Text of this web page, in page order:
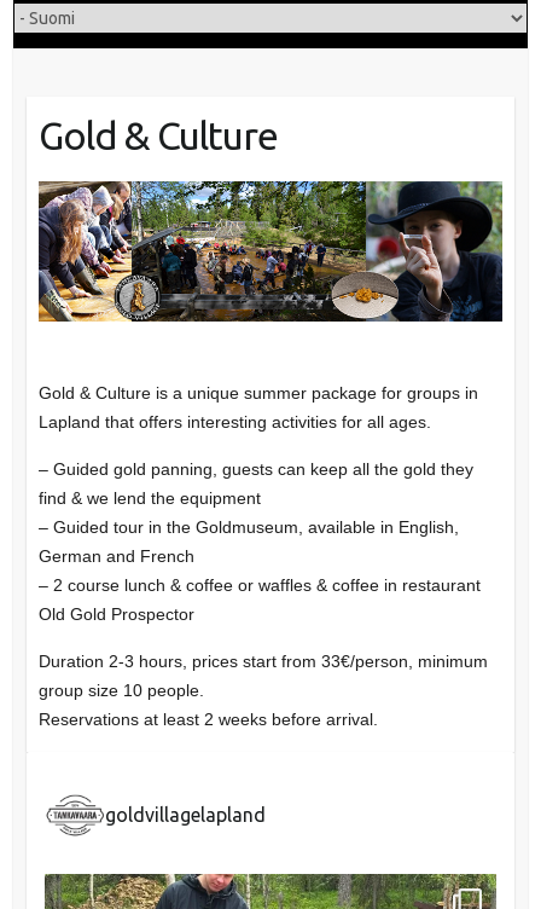
Gold & Culture
Gold & Culture is a unique summer package for groups in
Lapland that offers interesting activities for all ages.
– Guided gold panning, guests can keep all the gold they
find & we lend the equipment
– Guided tour in the Goldmuseum, available in English,
German and French
– 2 course lunch & coffee or waffles & coffee in restaurant
Old Gold Prospector
Duration 2-3 hours, prices start from 33€/person, minimum
group size 10 people.
Reservations at least 2 weeks before arrival.
goldvillagelapland